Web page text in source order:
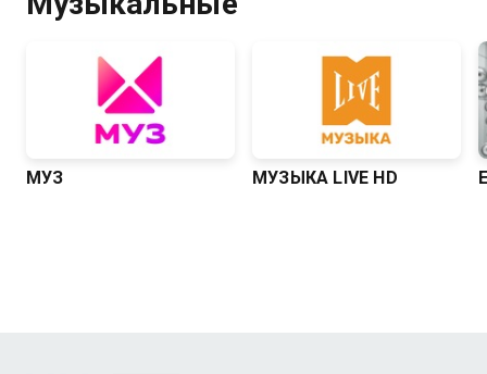
МУЗ МУЗЫКА LIVE HD